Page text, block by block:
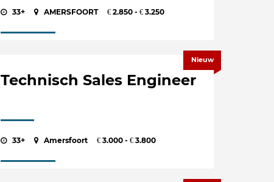
33+ AMERSFOORT € 2.850 - € 3.250
Technisch Sales Engineer
33+ Amersfoort € 3.000 - € 3.800
Nieuw